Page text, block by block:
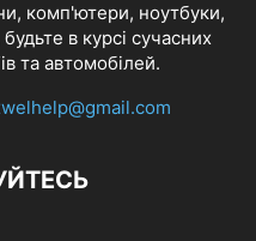
комп'ютери, ноутбуки,
в курсі сучасних
та автомобілей.